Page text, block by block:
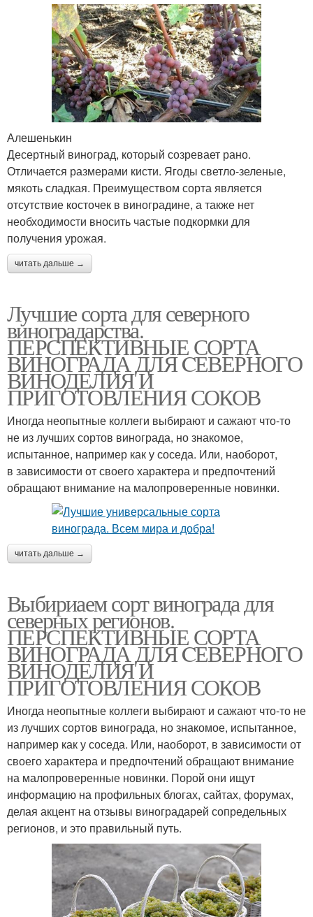
Алешенькин
Десертный виноград, который созревает рано.
Отличается размерами кисти. Ягоды светло-зеленые,
мякоть сладкая. Преимуществом сорта является
отсутствие косточек в виноградине, а также нет
необходимости вносить частые подкормки для
получения урожая.
читать дальше →
Лучшие сорта для северного
виноградарства.
ПЕРСПЕКТИВНЫЕ СОРТА
ВИНОГРАДА ДЛЯ CЕВЕРНОГО
ВИНОДЕЛИЯ И
ПРИГОТОВЛЕНИЯ СОКОВ
Иногда неопытные коллеги выбирают и сажают что-то
не из лучших сортов винограда, но знакомое,
испытанное, например как у соседа. Или, наоборот,
в зависимости от своего характера и предпочтений
обращают внимание на малопроверенные новинки.
читать дальше →
Выбириаем сорт винограда для
северных регионов.
ПЕРСПЕКТИВНЫЕ СОРТА
ВИНОГРАДА ДЛЯ CЕВЕРНОГО
ВИНОДЕЛИЯ И
ПРИГОТОВЛЕНИЯ СОКОВ
Иногда неопытные коллеги выбирают и сажают что-то не
из лучших сортов винограда, но знакомое, испытанное,
например как у соседа. Или, наоборот, в зависимости от
своего характера и предпочтений обращают внимание
на малопроверенные новинки. Порой они ищут
информацию на профильных блогах, сайтах, форумах,
делая акцент на отзывы виноградарей сопредельных
регионов, и это правильный путь.